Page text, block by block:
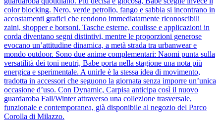
color blocking. Nero, verde petrolio, fango e sabbia si incontrano in
accostamenti grafici che rendono immediatamente riconoscibili
zaini, shopper e borsoni. Tasche esterne, coulisse e applicazioni in
corda diventano segni distintivi, mentre le proporzioni generose
evocano un’attitudine dinamica, a metà strada tra urbanwear e
mondo outdoor. Sono due anime complementari: Naomi punta sulla
versatilità dei toni neutri, Babe porta nella stagione una nota più
energica e sperimentale. A unirle è la stessa idea di movimento,
tradotta in accessori che seguono la giornata senza imporre un’unica
occasione d’uso. Con Dynamic, Carpisa anticipa così il nuovo
guardaroba Fall/Winter attraverso una collezione trasversale,
funzionale e contemporanea, già disponibile al negozio del Parco
Corolla di Milazzo.